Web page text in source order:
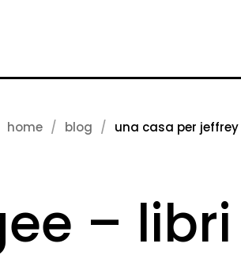
home blog una casa per
– libri